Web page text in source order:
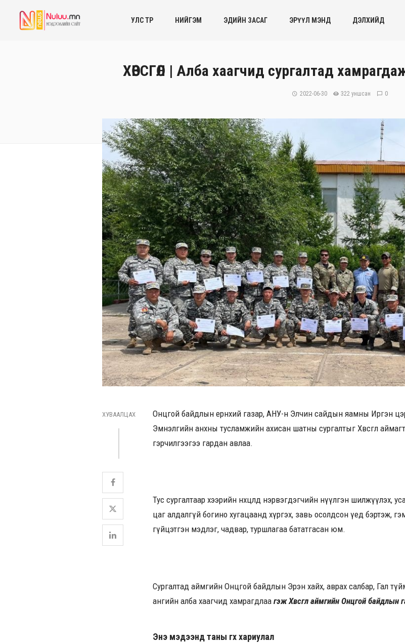
УЛС ТӨР НИЙГЭМ ЭДИЙН ЗАСАГ ЭРҮҮЛ МЭНД ДЭЛХИЙД
ХӨВСГӨЛ | Алба хаагчид сургалтад
2022-06-30 322 уншсан 0
ХУВААЛЦАХ
Онцгой байдлын ерөнхий газар, АНУ-н Элчин сайдын яамны Иргэн
Эмнэлгийн анхны тусламжийн ахисан шатны сургалтыг Хөвсгөл аймагт
гэрчилгээгээ гардан авлаа.
Тус сургалтаар хээрийн нөхцөлд нэрвэгдэгчийн нүүлгэн шилжүүлэх,
цаг алдалгүй богино хугацаанд хүргэх, завь осолдсон үед бэртэж,
гүйцэтгэн мэдлэг, чадвар, туршлагаа бататгасан юм.
Сургалтад аймгийн Онцгой байдлын Эрэн хайх, аврах салбар, Гал
ангийн алба хаагчид хамрагдлаа гэж Хөвсгөл аймгийн Онцгой байдлын
Энэ мэдээнд таны өгөх хариулал